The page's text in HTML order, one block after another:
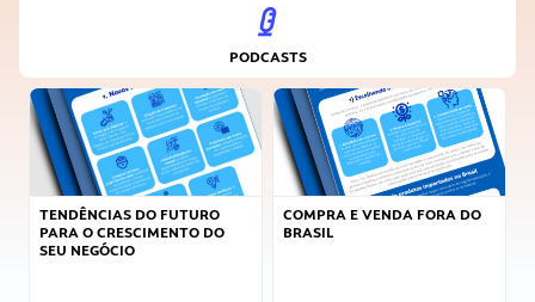
PODCASTS
TENDÊNCIAS DO FUTURO
PARA O CRESCIMENTO DO
SEU NEGÓCIO
COMPRA E VENDA FORA DO
BRASIL